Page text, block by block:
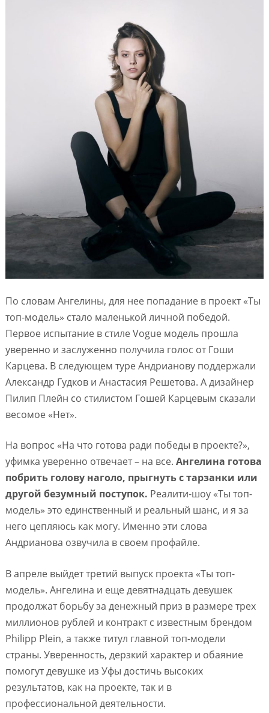
По словам Ангелины, для нее попадание в проект «Ты
топ-модель» стало маленькой личной победой.
Первое испытание в стилеVogueмодель прошла
уверенно и заслуженно получила голос от Гоши
Карцева. В следующем туре Андрианову поддержали
Александр Гудков и Анастасия Решетова. А дизайнер
Пилип Плейн со стилистом Гошей Карцевым сказали
весомое «Нет».
На вопрос «На что готова ради победы в проекте?»,
уфимка уверенно отвечает – на все. Ангелина готова
побрить голову наголо, прыгнуть с тарзанки или
другой безумный поступок. Реалити-шоу «Ты топ-
модель» это единственный и реальный шанс, и я за
него цепляюсь как могу. Именно эти слова
Андрианова озвучила в своем профайле.
В апреле выйдет третий выпуск проекта «Ты топ-
модель». Ангелина и еще девятнадцать девушек
продолжат борьбу за денежный приз в размере трех
миллионов рублей и контракт с известным брендом
Philipp Plein, а также титул главной топ-модели
страны. Уверенность, дерзкий характер и обаяние
помогут девушке из Уфы достичь высоких
результатов, как на проекте, так и в
профессиональной деятельности.